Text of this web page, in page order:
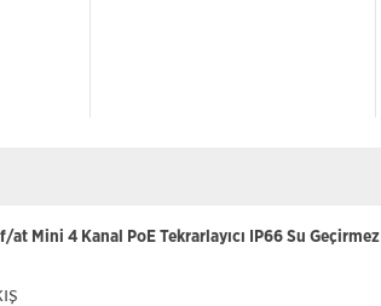
Mini 4 Kanal PoE Tekrarlayıcı IP66 Su Geçirmez